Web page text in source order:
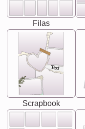
Filas
Text
Scrapbook